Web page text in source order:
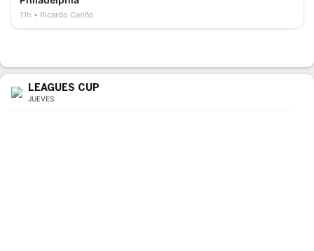
11h Ricardo Cariño
LEAGUES CUP
JUEVES